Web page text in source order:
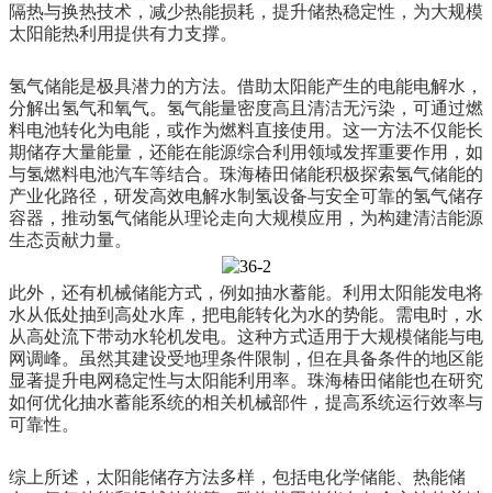
隔热与换热技术，减少热能损耗，提升储热稳定性，为大规模
太阳能热利用提供有力支撑。
氢气储能是极具潜力的方法。借助太阳能产生的电能电解水，
分解出氢气和氧气。氢气能量密度高且清洁无污染，可通过燃
料电池转化为电能，或作为燃料直接使用。这一方法不仅能长
期储存大量能量，还能在能源综合利用领域发挥重要作用，如
与氢燃料电池汽车等结合。珠海椿田储能积极探索氢气储能的
产业化路径，研发高效电解水制氢设备与安全可靠的氢气储存
容器，推动氢气储能从理论走向大规模应用，为构建清洁能源
生态贡献力量。
此外，还有机械储能方式，例如抽水蓄能。利用太阳能发电将
水从低处抽到高处水库，把电能转化为水的势能。需电时，水
从高处流下带动水轮机发电。这种方式适用于大规模储能与电
网调峰。虽然其建设受地理条件限制，但在具备条件的地区能
显著提升电网稳定性与太阳能利用率。珠海椿田储能也在研究
如何优化抽水蓄能系统的相关机械部件，提高系统运行效率与
可靠性。
综上所述，太阳能储存方法多样，包括电化学储能、热能储